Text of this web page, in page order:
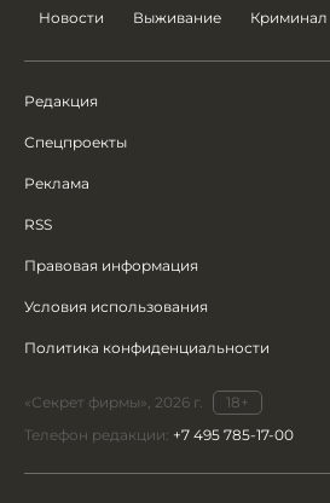
Новости Выживание Криминал
Редакция
Спецпроекты
Реклама
RSS
Правовая информация
Условия использования
Политика конфиденциальности
«Секрет фирмы», 2026 г.
18+
Телефон редакции: +7 495 785-17-00